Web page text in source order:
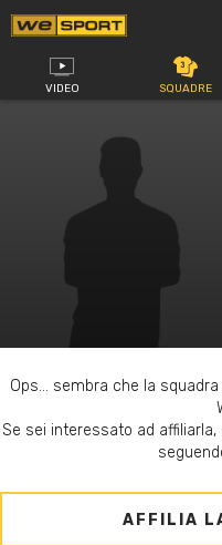
Vai
al
contenuto
VIDEO SQUADRE
Ops... sembra che la
Se sei interessato ad
AFFILIA